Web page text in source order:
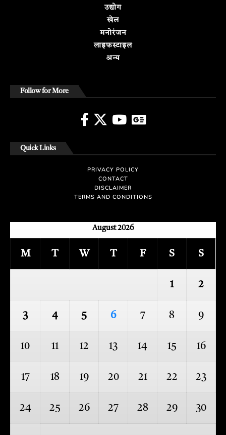
उद्योग
खेल
मनोरंजन
लाइफस्टाइल
अन्य
Follow for More
Quick Links
PRIVACY POLICY
CONTACT
DISCLAIMER
TERMS AND CONDITIONS
August 2026
M T W T F S S
1 2
3 4 5 6 7 8 9
10 11 12 13 14 15 16
17 18 19 20 21 22 23
24 25 26 27 28 29 30